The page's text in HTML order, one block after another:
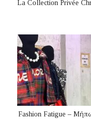
La Collection Privée
Fashion Fatigue –